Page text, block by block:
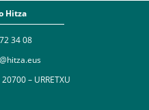
Hitza
34 08
– URRETXU